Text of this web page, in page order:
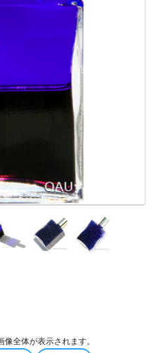
全体が表示されます。